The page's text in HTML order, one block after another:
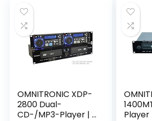
OMNITRONIC XDP-
2800 Dual-
CD-/MP3-Player | 2
Player